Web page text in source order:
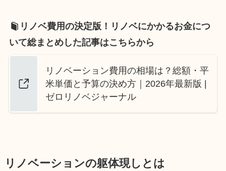
リノベ費用の決定版！リノベにかかるお金につ
いて総まとめした記事はこちらから
リノベーション費用の相場は？総額・平
米単価と予算の決め方｜2026年最新版 |
ゼロリノベジャーナル
リノベーションの躯体現しとは